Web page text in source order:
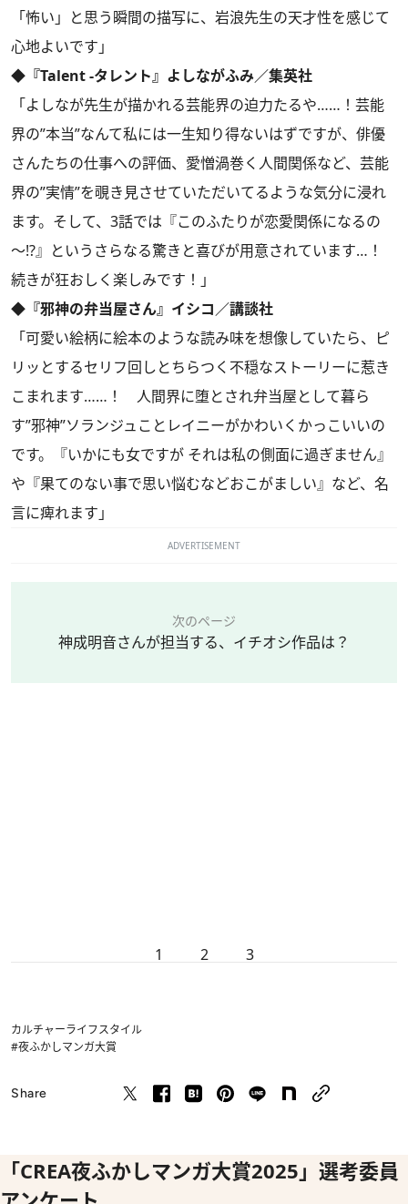
「怖い」と思う瞬間の描写に、岩浪先生の天才性を感じて
心地よいです」
◆『Talent -タレント』よしながふみ／集英社
「よしなが先生が描かれる芸能界の迫力たるや……！芸能
界の”本当”なんて私には一生知り得ないはずですが、俳優
さんたちの仕事への評価、愛憎渦巻く人間関係など、芸能
界の”実情”を覗き見させていただいてるような気分に浸れ
ます。そして、3話では『このふたりが恋愛関係になるの
～!?』というさらなる驚きと喜びが用意されています…！
続きが狂おしく楽しみです！」
◆『邪神の弁当屋さん』イシコ／講談社
「可愛い絵柄に絵本のような読み味を想像していたら、ピ
リッとするセリフ回しとちらつく不穏なストーリーに惹き
こまれます……！ 人間界に堕とされ弁当屋として暮ら
す”邪神”ソランジュことレイニーがかわいくかっこいいの
です。『いかにも女ですが それは私の側面に過ぎません』
や『果てのない事で思い悩むなどおこがましい』など、名
言に痺れます」
ADVERTISEMENT
次のページ
神成明音さんが担当する、イチオシ作品は？
1 2 3
カルチャーライフスタイル
#夜ふかしマンガ大賞
Share
「CREA夜ふかしマンガ大賞2025」選考委員